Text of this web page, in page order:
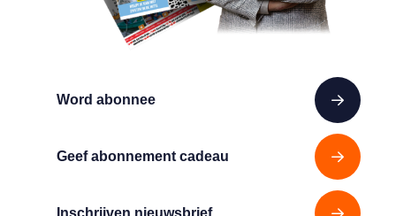
Word abonnee
Geef abonnement cadeau
Inschrijven nieuwsbrief